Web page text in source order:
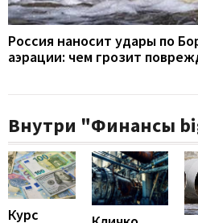
Россия наносит удары по
аэрации: чем грозит
Внутри "Финансы
Курс